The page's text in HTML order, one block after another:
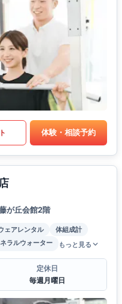
体験・相談予約
が丘会館2階
ェアレンタル
体組成計
ラルウォーター もっと見る
定休日
毎週月曜日